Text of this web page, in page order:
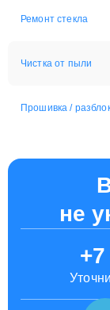
Ремонт стекла
Чистка от пыли
Прошивка /
не